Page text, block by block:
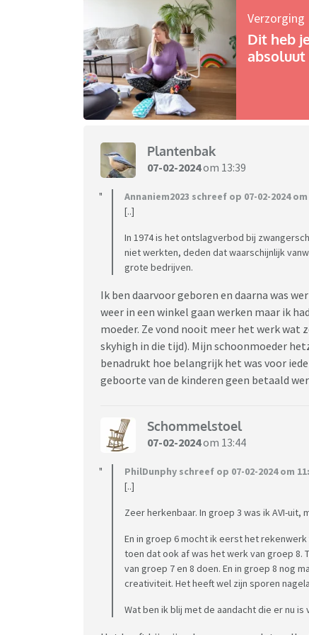
Verzorging
Dit heb
absoluut
Plantenbak
07-02-2024om 13:39
Annaniem2023 schreef op 07-02-2024 om
[..]
In 1974 is het ontslagverbod bij
niet werkten, deden dat waarschijnlijk
grote bedrijven.
Ik ben daarvoor geboren en daarna was
weer in een winkel gaan werken maar ik
moeder. Ze vond nooit meer het werk wat
skyhigh in die tijd). Mijn schoonmoeder
benadrukt hoe belangrijk het was voor
geboorte van de kinderen geen betaald
Schommelstoel
07-02-2024om 13:44
PhilDunphy schreef op 07-02-2024 om
[..]
Zeer herkenbaar. In groep 3 was ik AVI-
En in groep 6 mocht ik eerst het
toen dat ook af was het werk van groep 8.
van groep 7 en 8 doen. En in groep 8 nog
creativiteit. Het heeft wel zijn sporen
Wat ben ik blij met de aandacht die er nu